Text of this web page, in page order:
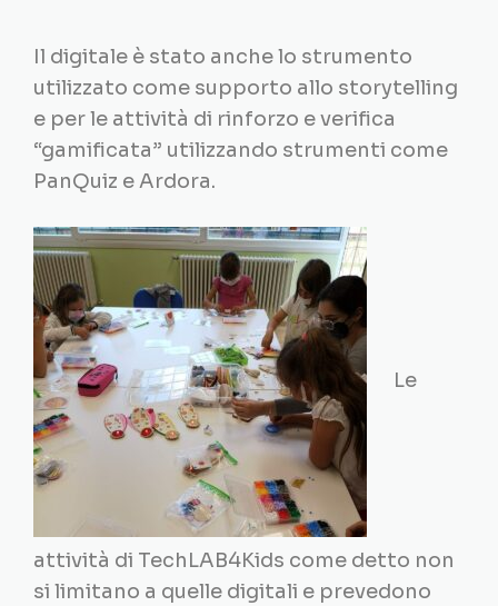
Il digitale è stato anche lo strumento
utilizzato come supporto allo storytelling
e per le attività di rinforzo e verifica
“gamificata” utilizzando strumenti come
PanQuiz e Ardora.
Le
attività di TechLAB4Kids come detto non
si limitano a quelle digitali e prevedono